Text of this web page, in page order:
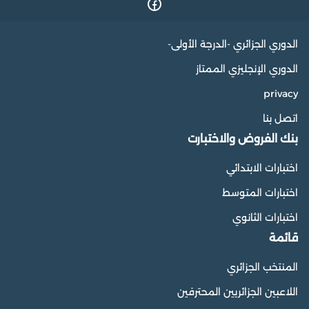
الدوري الجزائري -الدرجة الأولى-
الدوري الإنجليزي الممتاز
privacy
اتصل بنا
بنك الفروض والاختبارت
اختبارات الابتدائي
اختبارات المتوسط
اختبارات الثانوي
قائمة
المنتخب الجزائري
اللاعبين الجزائريين المحترفين